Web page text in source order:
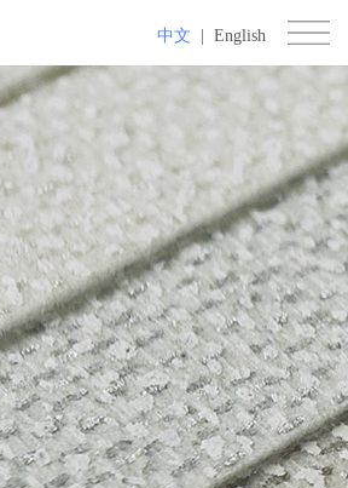
中文 English